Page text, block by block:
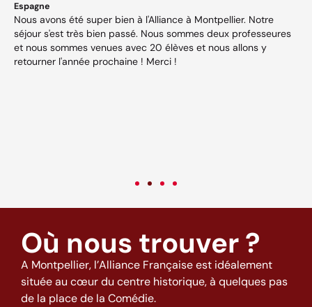
Espagne
Nous avons été super bien à l'Alliance à Montpellier. Notre
séjour s'est très bien passé. Nous sommes deux professeures
et nous sommes venues avec 20 élèves et nous allons y
retourner l'année prochaine ! Merci !
Où nous trouver ?
A Montpellier, l’Alliance Française est idéalement
située au cœur du centre historique, à quelques pas
de la place de la Comédie.